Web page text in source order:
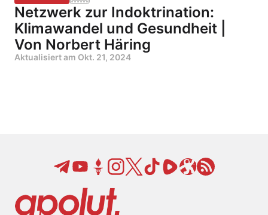
Netzwerk zur Indoktrination:
Klimawandel und Gesundheit |
Von Norbert Häring
Aktualisiert am Okt. 21, 2024